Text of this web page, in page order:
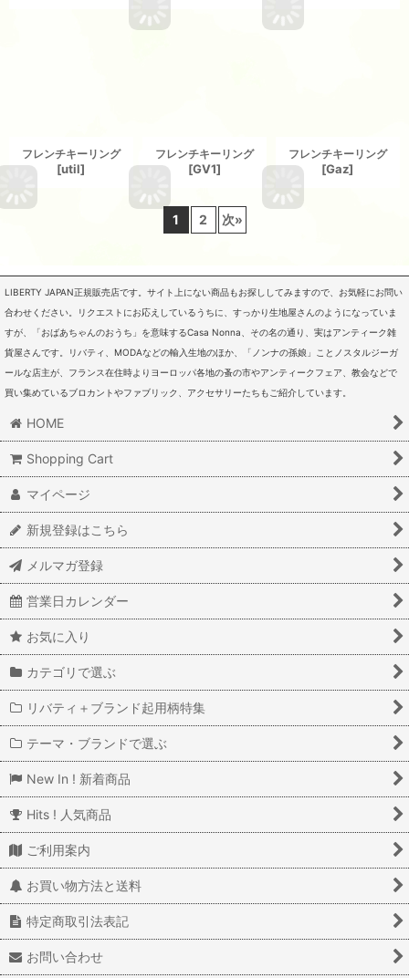
フレンチキーリング
[util]
フレンチキーリング
[GV1]
フレンチキーリング
[Gaz]
1 2 次»
LIBERTY JAPAN正規販売店です。サイト上にない商品もお探ししてみますので、お気軽にお問い
合わせください。リクエストにお応えしているうちに、すっかり生地屋さんのようになっていま
すが、「おばあちゃんのおうち」を意味するCasa Nonna、その名の通り、実はアンティーク雑
貨屋さんです。リバティ、MODAなどの輸入生地のほか、「ノンナの孫娘」ことノスタルジーガ
ールな店主が、フランス在住時よりヨーロッパ各地の蚤の市やアンティークフェア、教会などで
買い集めているブロカントやファブリック、アクセサリーたちもご紹介しています。
HOME
Shopping Cart
マイページ
新規登録はこちら
メルマガ登録
営業日カレンダー
お気に入り
カテゴリで選ぶ
リバティ＋ブランド起用柄特集
テーマ・ブランドで選ぶ
New In ! 新着商品
Hits ! 人気商品
ご利用案内
お買い物方法と送料
特定商取引法表記
お問い合わせ